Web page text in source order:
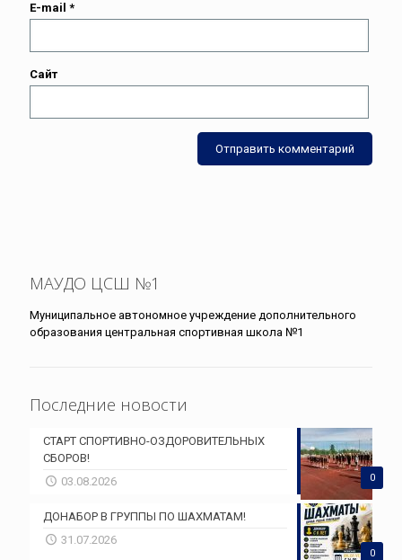
E-mail *
Сайт
МАУДО ЦСШ №1
Муниципальное автономное учреждение дополнительного
образования центральная спортивная школа №1
Последние новости
0
СТАРТ СПОРТИВНО-ОЗДОРОВИТЕЛЬНЫХ
СБОРОВ!
03.08.2026
0
ДОНАБОР В ГРУППЫ ПО ШАХМАТАМ!
31.07.2026